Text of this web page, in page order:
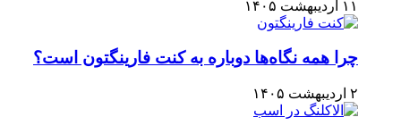
۱۱ اردیبهشت ۱۴۰۵
چرا همه نگاه‌ها دوباره به کنت فارینگتون است؟
۲ اردیبهشت ۱۴۰۵